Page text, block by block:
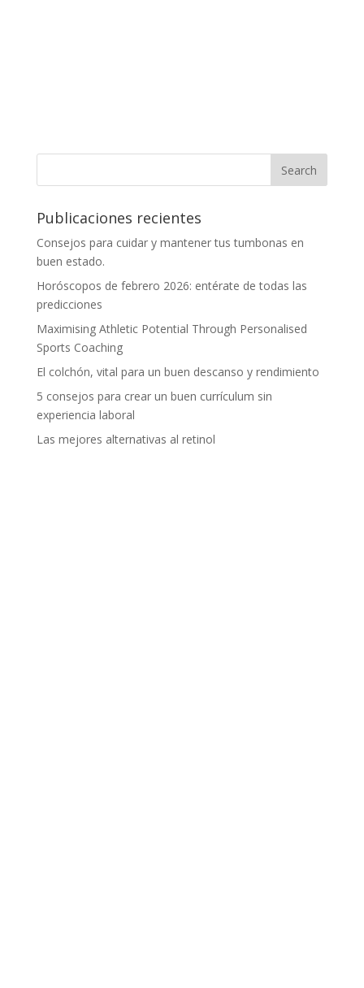
Publicaciones recientes
Consejos para cuidar y mantener tus tumbonas en
buen estado.
Horóscopos de febrero 2026: entérate de todas las
predicciones
Maximising Athletic Potential Through Personalised
Sports Coaching
El colchón, vital para un buen descanso y rendimiento
5 consejos para crear un buen currículum sin
experiencia laboral
Las mejores alternativas al retinol